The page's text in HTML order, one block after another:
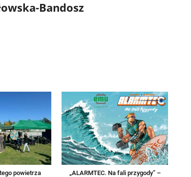
Bandosz
powietrza
„ALARMTEC. Na fali przygody” –